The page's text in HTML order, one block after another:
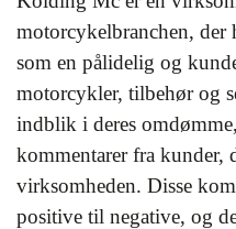
motorcykelbranchen, der
som en pålidelig og
motorcykler, tilbehør og
indblik i deres
kommentarer fra kunder,
virksomheden. Disse
positive til negative, og